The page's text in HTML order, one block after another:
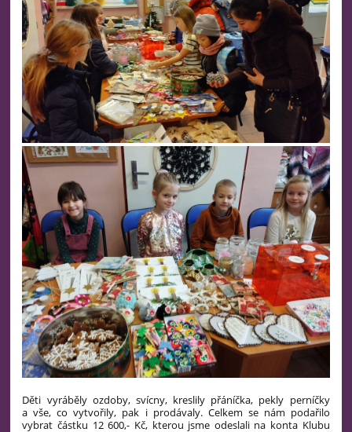
Děti vyráběly ozdoby, svícny, kreslily přáníčka, pekly perníčky
a vše, co vytvořily, pak i prodávaly. Celkem se nám podařilo
vybrat částku 12 600,- Kč, kterou jsme odeslali na konta Klubu